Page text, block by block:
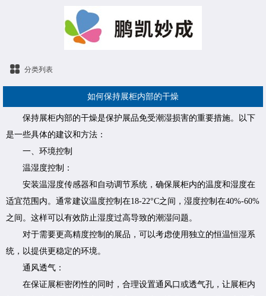
分类列表
如何保持展柜内部的干燥
保持展柜内部的干燥是保护展品免受潮湿损害的重要措施。以下
是一些具体的建议和方法：
一、环境控制
温湿度控制：
安装温湿度传感器和自动调节系统，确保展柜内的温度和湿度在
适宜范围内。通常建议温度控制在18-22°C之间，湿度控制在40%-60%
之间。这样可以有效防止湿度过高导致的潮湿问题。
对于需要更高精度控制的展品，可以考虑使用独立的恒温恒湿系
统，以提供更稳定的环境。
通风透气：
在保证展柜密闭性的同时，合理设置通风口或透气孔，让展柜内